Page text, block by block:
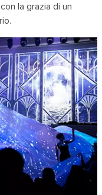
la grazia di un